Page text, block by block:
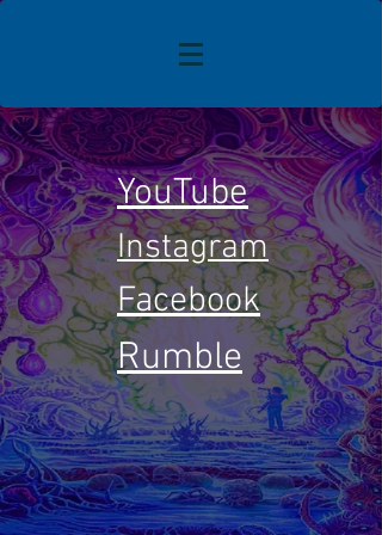
YouTube
Instagram
Facebook
Rumble